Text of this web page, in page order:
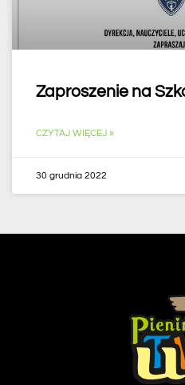
Zaproszenie na
CZYTAJ WIĘCEJ »
30 grudnia 2022